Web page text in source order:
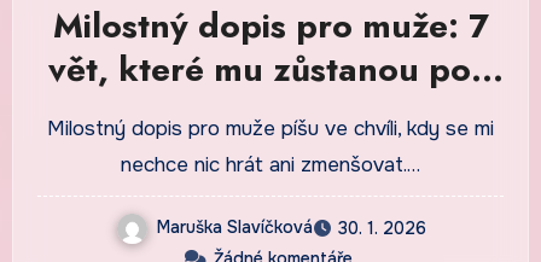
Milostný dopis pro muže: 7
vět, které mu zůstanou pod
kůží
Milostný dopis pro muže píšu ve chvíli, kdy se mi
nechce nic hrát ani zmenšovat.…
Maruška Slavíčková
30. 1. 2026